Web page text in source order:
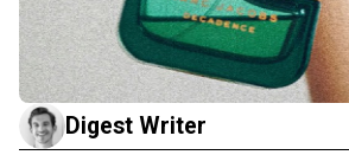
Digest Writer